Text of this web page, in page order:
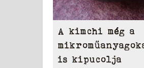
A kimchi még a
is kipucolja